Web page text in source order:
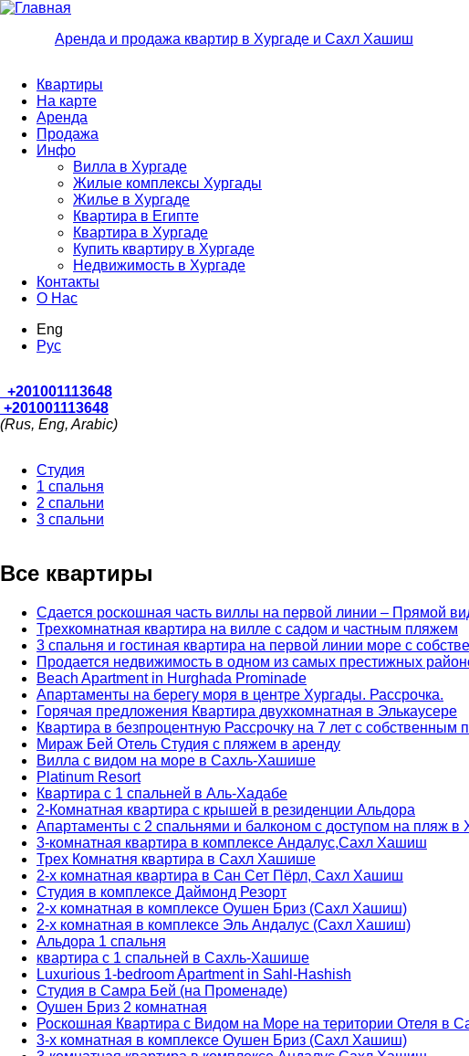
Перейти к основному содержанию
Аренда и продажа квартир в Хургаде и Сахл Хашиш
Квартиры
На карте
Аренда
Продажа
Инфо
Вилла в Хургаде
Жилые комплексы Хургады
Жилье в Хургаде
Квартира в Египте
Квартира в Хургаде
Купить квартиру в Хургаде
Недвижимость в Хургаде
Контакты
О Нас
Eng
Руc
+201001113648
+201001113648
(Rus, Eng, Arabic)
Студия
1 спальня
2 спальни
3 спальни
Все квартиры
Сдается роскошная часть виллы на первой линии – Прямой
Трехкомнатная квартира на вилле с садом и частным пляжем
3 спальня и гостиная квартира на первой линии море с
Продается недвижимость в одном из самых престижных
Beach Apartment in Hurghada Prominade
Апартаменты на берегу моря в центре Хургады. Рассрочка.
Горячая предложения Квартира двухкомнатная в Элькаусере
Квартира в безпроцентную Рассрочку на 7 лет с собственным
Мираж Бей Отель Студия с пляжем в аренду
Вилла с видом на море в Сахль-Хашише
Platinum Resort
Квартира с 1 спальней в Аль-Хадабе
2-Комнатная квартира с крышей в резиденции Альдора
Апартаменты с 2 спальнями и балконом с доступом на пляж в
3-комнатная квартира в комплексе Андалус,Сахл Хашиш
Трех Комнатня квартира в Сахл Хашише
2-х комнатная квартира в Сан Сет Пёрл, Сахл Хашиш
Студия в комплексе Даймонд Резорт
2-х комнатная в комплексе Оушен Бриз (Сахл Хашиш)
2-х комнатная в комплексе Эль Андалус (Сахл Хашиш)
Альдора 1 спальня
квартира с 1 спальней в Сахль-Хашише
Luxurious 1-bedroom Apartment in Sahl-Hashish
Студия в Самра Бей (на Променаде)
Оушен Бриз 2 комнатная
Роскошная Квартира с Видом на Море на територии Отеля в
3-х комнатная в комплексе Оушен Бриз (Сахл Хашиш)